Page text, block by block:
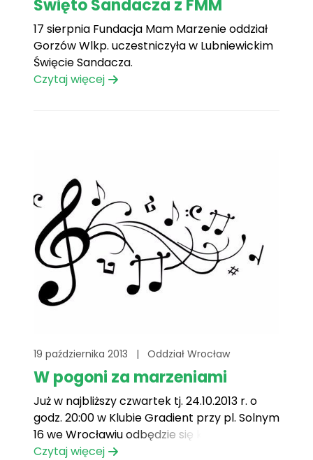
Święto Sandacza z FMM
17 sierpnia Fundacja Mam Marzenie oddział
Gorzów Wlkp. uczestniczyła w Lubniewickim
Święcie Sandacza.
Czytaj więcej
19 października 2013 | Oddział Wrocław
W pogoni za marzeniami
Już w najbliższy czwartek tj. 24.10.2013 r. o
godz. 20:00 w Klubie Gradient przy pl. Solnym
16 we Wrocławiu odbędzie się koncert
charytatywny W pogoni za marzeniami.
Czytaj więcej